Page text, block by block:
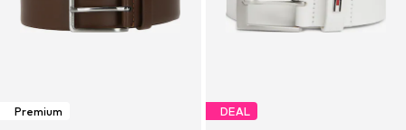
Premium DEAL